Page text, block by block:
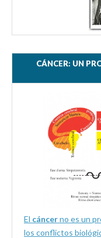
CÁNCER: UN
El cáncerno es un
los conflictos